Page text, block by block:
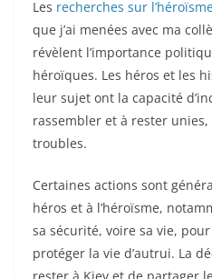
Les recherches sur
que j’ai menées avec ma
révèlent l’importance
héroïques. Les héros et les
leur sujet ont la capacité
rassembler et à rester
troubles.
Certaines actions sont
héros et à l’héroïsme,
sa sécurité, voire sa vie,
protéger la vie d’autrui. La